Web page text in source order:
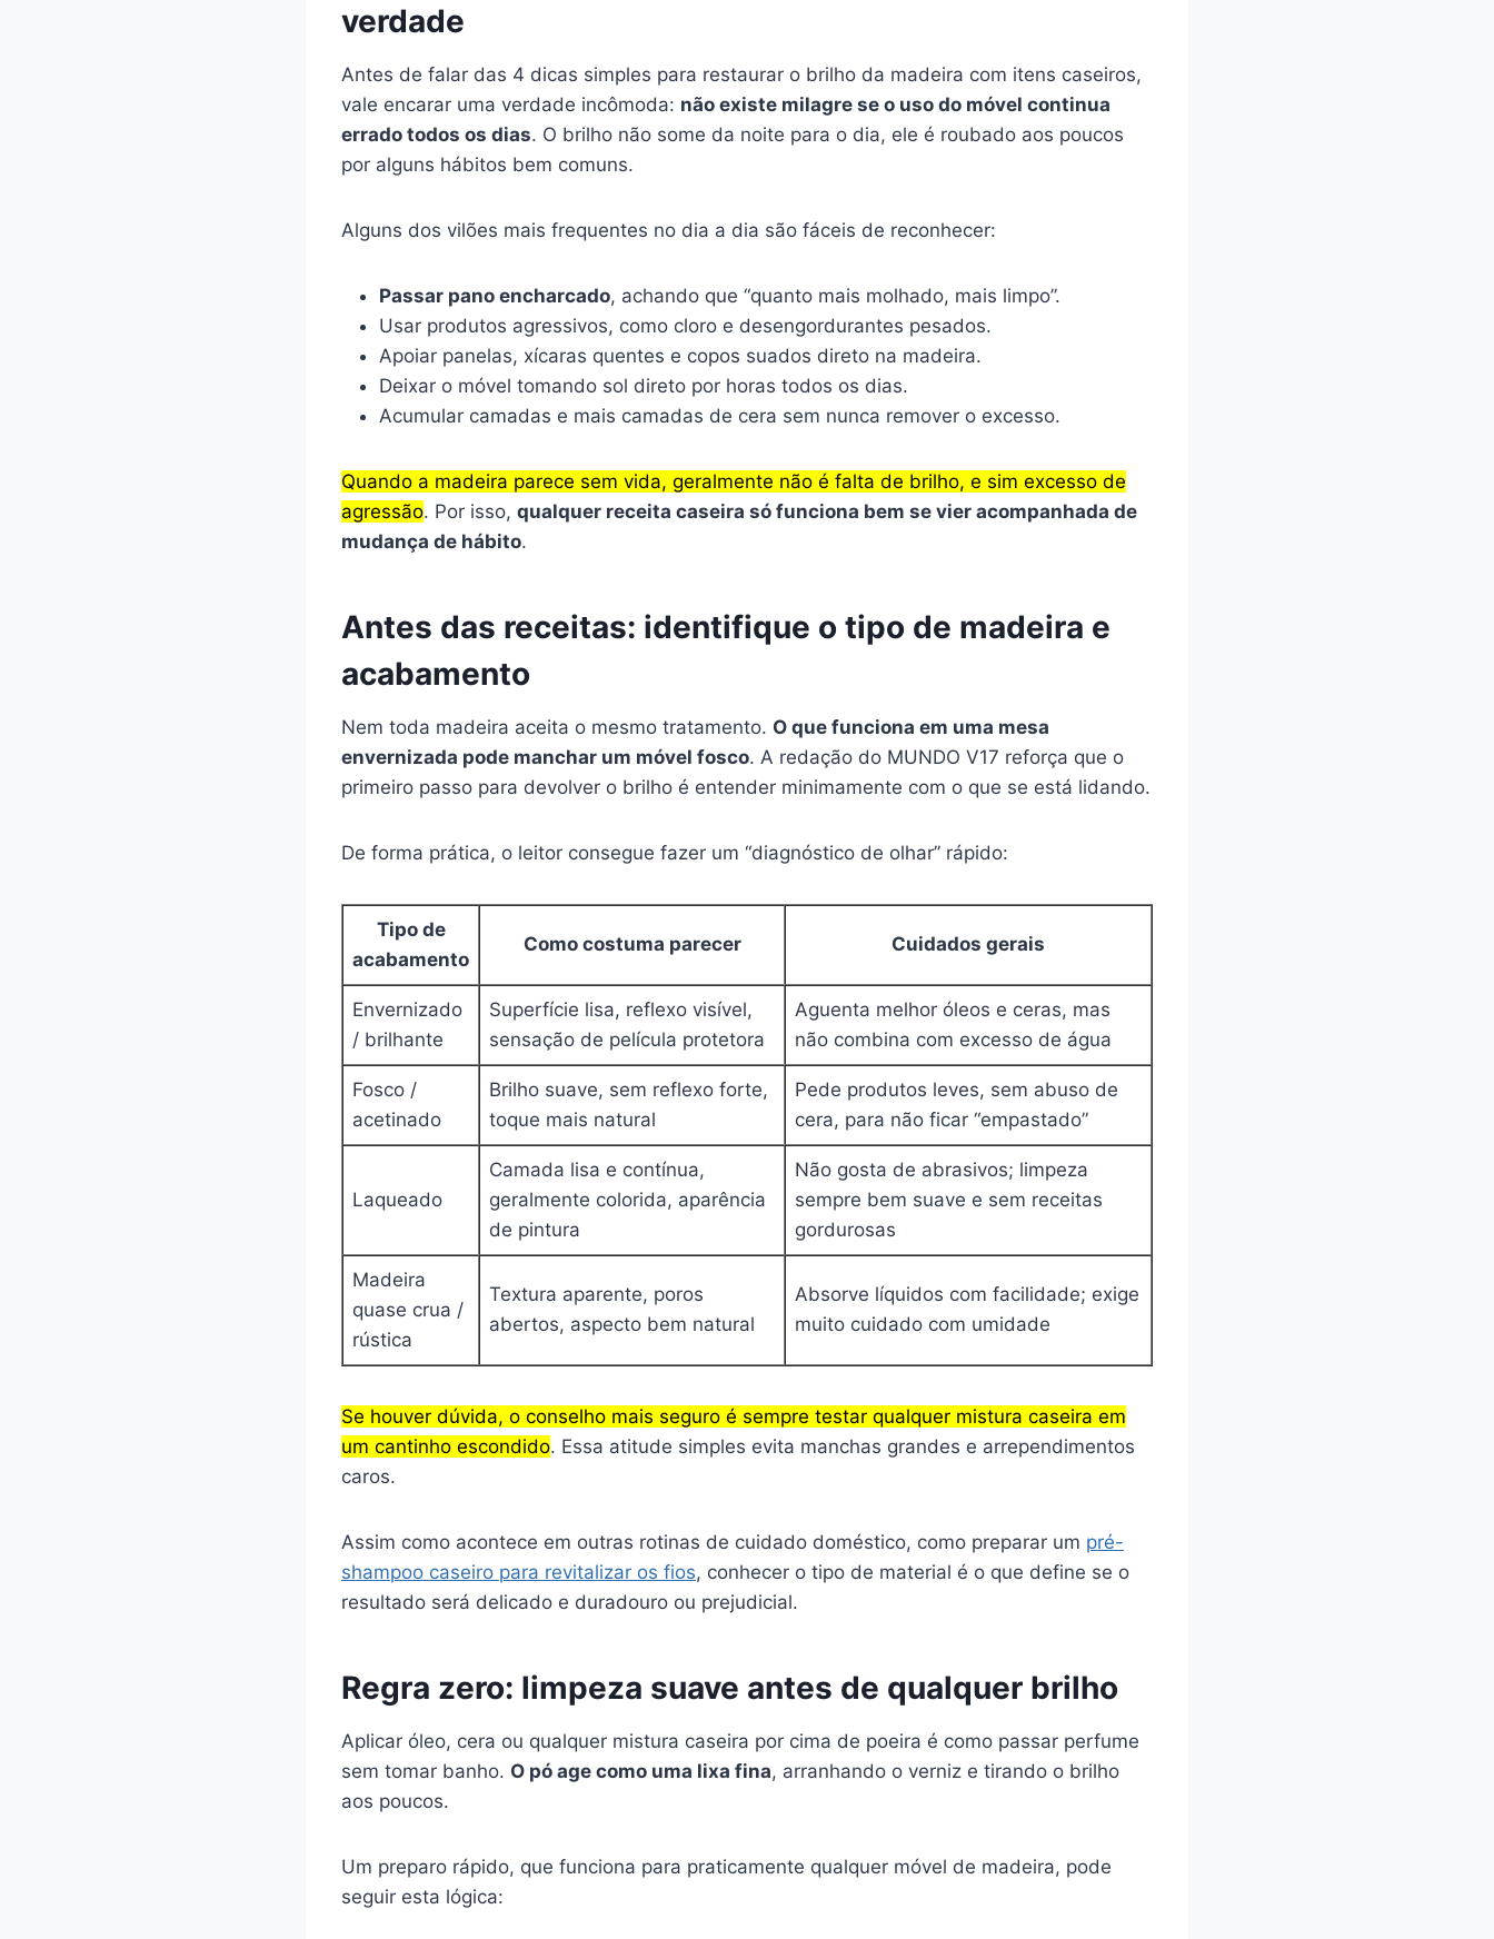
verdade
Antes de falar das 4 dicas simples para restaurar o brilho da madeira com itens caseiros,
vale encarar uma verdade incômoda: não existe milagre se o uso do móvel continua
errado todos os dias. O brilho não some da noite para o dia, ele é roubado aos poucos
por alguns hábitos bem comuns.
Alguns dos vilões mais frequentes no dia a dia são fáceis de reconhecer:
Passar pano encharcado, achando que “quanto mais molhado, mais limpo”.
Usar produtos agressivos, como cloro e desengordurantes pesados.
Apoiar panelas, xícaras quentes e copos suados direto na madeira.
Deixar o móvel tomando sol direto por horas todos os dias.
Acumular camadas e mais camadas de cera sem nunca remover o excesso.
Quando a madeira parece sem vida, geralmente não é falta de brilho, e sim excesso de
agressão. Por isso, qualquer receita caseira só funciona bem se vier acompanhada de
mudança de hábito.
Antes das receitas: identifique o tipo de madeira e
acabamento
Nem toda madeira aceita o mesmo tratamento. O que funciona em uma mesa
envernizada pode manchar um móvel fosco. A redação do MUNDO V17 reforça que o
primeiro passo para devolver o brilho é entender minimamente com o que se está lidando.
De forma prática, o leitor consegue fazer um “diagnóstico de olhar” rápido:
Tipo de
acabamento
Como costuma parecer Cuidados gerais
Envernizado
/ brilhante
Superfície lisa, reflexo visível,
sensação de película protetora
Aguenta melhor óleos e ceras, mas
não combina com excesso de água
Fosco /
acetinado
Brilho suave, sem reflexo forte,
toque mais natural
Pede produtos leves, sem abuso de
cera, para não ficar “empastado”
Laqueado
Camada lisa e contínua,
geralmente colorida, aparência
de pintura
Não gosta de abrasivos; limpeza
sempre bem suave e sem receitas
gordurosas
Madeira
quase crua /
rústica
Textura aparente, poros
abertos, aspecto bem natural
Absorve líquidos com facilidade; exige
muito cuidado com umidade
Se houver dúvida, o conselho mais seguro é sempre testar qualquer mistura caseira em
um cantinho escondido. Essa atitude simples evita manchas grandes e arrependimentos
caros.
Assim como acontece em outras rotinas de cuidado doméstico, como preparar um pré-
shampoo caseiro para revitalizar os fios, conhecer o tipo de material é o que define se o
resultado será delicado e duradouro ou prejudicial.
Regra zero: limpeza suave antes de qualquer brilho
Aplicar óleo, cera ou qualquer mistura caseira por cima de poeira é como passar perfume
sem tomar banho. O pó age como uma lixa fina, arranhando o verniz e tirando o brilho
aos poucos.
Um preparo rápido, que funciona para praticamente qualquer móvel de madeira, pode
seguir esta lógica: